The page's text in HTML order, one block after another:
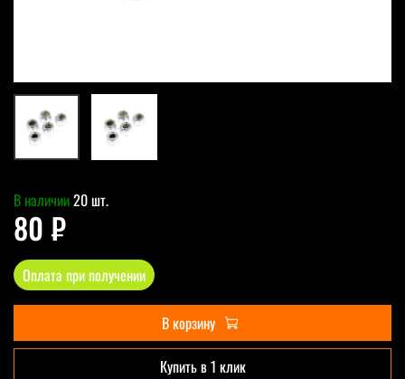
В наличии20 шт.
80 ₽
Оплата при получении
В корзину
Купить в 1 клик